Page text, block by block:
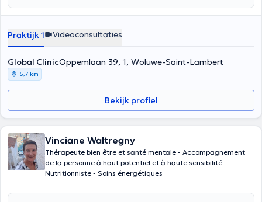
Praktijk 1 Videoconsultaties
Global ClinicOppemlaan 39, 1, Woluwe-Saint-Lambert
5,7 km
Bekijk profiel
Vinciane Waltregny
Thérapeute bien être et santé mentale - Accompagnement
de la personne à haut potentiel et à haute sensibilité -
Nutritionniste - Soins énergétiques